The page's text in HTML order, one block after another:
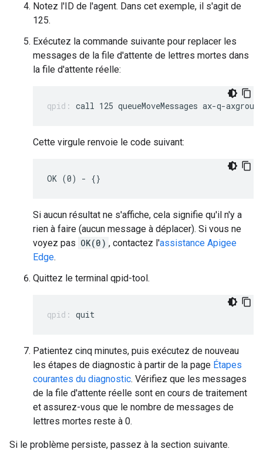
Notez l'ID de l'agent. Dans cet exemple, il s'agit de
125.
Exécutez la commande suivante pour replacer les
messages de la file d'attente de lettres mortes dans
la file d'attente réelle:
call 125 queueMoveMessages ax-q-
Cette virgule renvoie le code suivant:
OK (0) - {}
Si aucun résultat ne s'affiche, cela signifie qu'il n'y a
rien à faire (aucun message à déplacer). Si vous ne
voyez pas OK(0) , contactez l'assistance Apigee
Edge.
Quittez le terminal qpid-tool.
quit
Patientez cinq minutes, puis exécutez de nouveau
les étapes de diagnostic à partir de la page Étapes
courantes du diagnostic. Vérifiez que les messages
de la file d'attente réelle sont en cours de traitement
et assurez-vous que le nombre de messages de
lettres mortes reste à 0.
Si le problème persiste, passez à la section suivante.